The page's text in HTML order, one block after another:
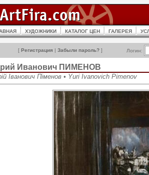
ХУДОЖНИКИ КАТАЛОГ ЦЕН ГАЛЕРЕЯ
[ Регистрация | Забыли пароль? ] Логин:
Иванович ПИМЕНОВ
Іванович Піменов • Yuri Ivanovich Pimenov